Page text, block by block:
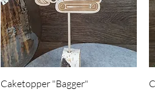
Schnellansicht
Caketopper "Bagger"